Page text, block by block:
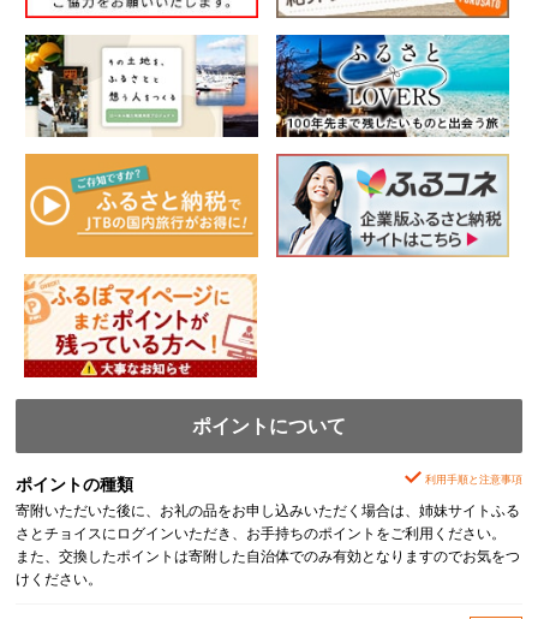
ポイントについて
ポイントの種類 利用手順と注意事項
寄附いただいた後に、お礼の品をお申し込みいただく場合は、姉妹サイトふる
さとチョイスにログインいただき、お手持ちのポイントをご利用ください。
また、交換したポイントは寄附した自治体でのみ有効となりますのでお気をつ
けください。